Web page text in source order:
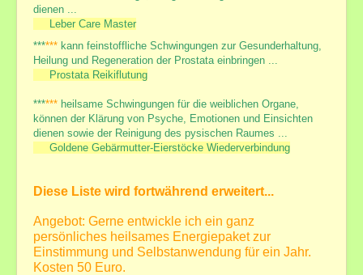
dienen ...
Leber Care Master
****** kann feinstoffliche Schwingungen zur Gesunderhaltung,
Heilung und Regeneration der Prostata einbringen ...
Prostata Reikiflutung
****** heilsame Schwingungen für die weiblichen Organe,
können der Klärung von Psyche, Emotionen und Einsichten
dienen sowie der Reinigung des pysischen Raumes ...
Goldene Gebärmutter-Eierstöcke Wiederverbindung
Diese Liste wird fortwährend erweitert...
Angebot: Gerne entwickle ich ein ganz
persönliches heilsames Energiepaket zur
Einstimmung und Selbstanwendung für ein Jahr.
Kosten 50 Euro.